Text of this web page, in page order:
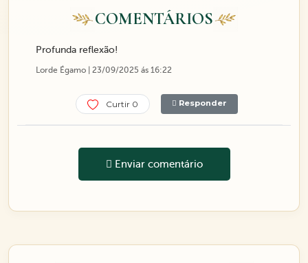
COMENTÁRIOS
Profunda reflexão!
Lorde Égamo | 23/09/2025 ás 16:22
Curtir 0 Responder
Enviar comentário